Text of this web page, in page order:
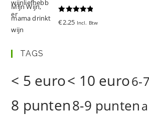
€2.25 Incl. Btw
TAGS
< 5 euro< 10 euro6-
8 punten8-9 punten